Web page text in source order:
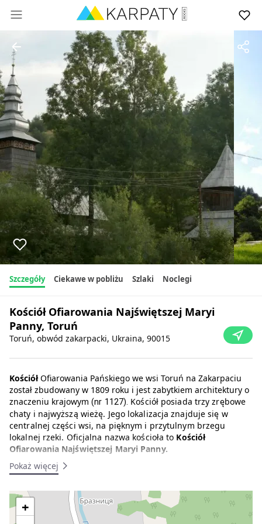
Szczegóły Ciekawe w pobliżu Szlaki Noclegi
Kościół Ofiarowania Najświętszej Maryi
Panny, Toruń
Toruń, obwód zakarpacki, Ukraina, 90015
KościółOfiarowania Pańskiego we wsi Toruń na Zakarpaciu
został zbudowany w 1809 roku i jest zabytkiem architektury o
znaczeniu krajowym (nr 1127). Kościół posiada trzy zrębowe
chaty i najwyższą wieżę. Jego lokalizacja znajduje się w
centralnej części wsi, na pięknym i przytulnym brzegu
lokalnej rzeki. Oficjalna nazwa kościoła to Kościół
Ofiarowania Najświętszej Maryi Panny.
Kościół został zbudowany w 1809 roku z belek świerkowych w
zbudowany przez rzemieślników, którzy zbudowali kościół św.
Mikołaja we wsi Pryslip. Według miejscowej legendy kościół
został zbudowany w miejscu, w którym wiatr zdmuchnął z
Pokaż więcej
+